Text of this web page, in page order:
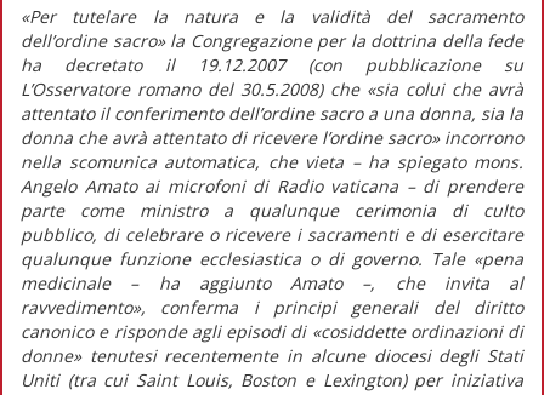
«Per tutelare la natura e la validità del sacramento
dell’ordine sacro» la Congregazione per la dottrina della fede
ha decretato il 19.12.2007 (con pubblicazione su
L’Osservatore romano del 30.5.2008) che «sia colui che avrà
attentato il conferimento dell’ordine sacro a una donna, sia la
donna che avrà attentato di ricevere l’ordine sacro» incorrono
nella scomunica automatica, che vieta – ha spiegato mons.
Angelo Amato ai microfoni di Radio vaticana – di prendere
parte come ministro a qualunque cerimonia di culto
pubblico, di celebrare o ricevere i sacramenti e di esercitare
qualunque funzione ecclesiastica o di governo. Tale «pena
medicinale – ha aggiunto Amato –, che invita al
ravvedimento», conferma i principi generali del diritto
canonico e risponde agli episodi di «cosiddette ordinazioni di
donne» tenutesi recentemente in alcune diocesi degli Stati
Uniti (tra cui Saint Louis, Boston e Lexington) per iniziativa